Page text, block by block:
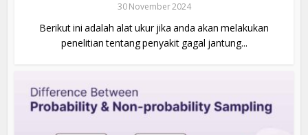
30 November 2024
Berikut ini adalah alat ukur jika anda akan melakukan
penelitian tentang penyakit gagal jantung...